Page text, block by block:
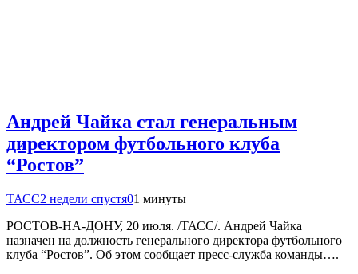
Андрей Чайка стал генеральным
директором футбольного клуба
“Ростов”
ТАСС2 недели спустя01 минуты
РОСТОВ-НА-ДОНУ, 20 июля. /ТАСС/. Андрей Чайка
назначен на должность генерального директора футбольного
клуба “Ростов”. Об этом сообщает пресс-служба команды….